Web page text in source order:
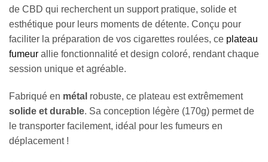
de CBD qui recherchent un support pratique, solide et
esthétique pour leurs moments de détente. Conçu pour
faciliter la préparation de vos cigarettes roulées, ce plateau
fumeur allie fonctionnalité et design coloré, rendant chaque
session unique et agréable.
Fabriqué en métal robuste, ce plateau est extrêmement
solide et durable. Sa conception légère (170g) permet de
le transporter facilement, idéal pour les fumeurs en
déplacement !